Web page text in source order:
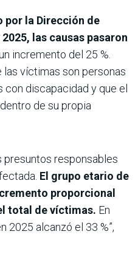
por la Dirección de
las causas pasaron
incremento del 25 %.
las víctimas son personas
discapacidad y que el
de su propia
presuntos responsables
El grupo etario de
proporcional
total de víctimas. En
2025 alcanzó el 33 %”,